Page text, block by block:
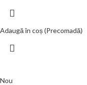
Adaugă în coș (Precomadă)
Nou